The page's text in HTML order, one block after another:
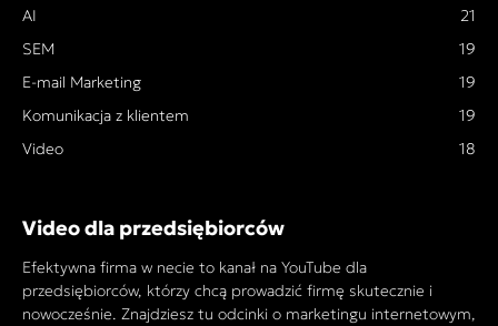
AI
21
SEM
19
E-mail Marketing
19
Komunikacja z klientem
19
Video
18
Video dla przedsiębiorców
Efektywna firma w necie to kanał na YouTube dla
przedsiębiorców, którzy chcą prowadzić firmę skutecznie i
nowocześnie. Znajdziesz tu odcinki o marketingu internetowym,